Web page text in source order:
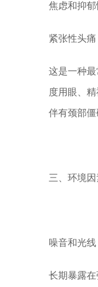
焦虑和抑
紧张性头痛
这是一种
度用眼、
伴有颈部僵
三、环境因
噪音和光线
长期暴露